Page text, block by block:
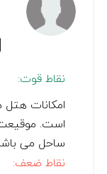
نقاط قوت:
امکانات
است. موقیعت
ساحل می
نقاط ضعف: